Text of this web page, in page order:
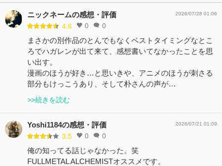
ニックネームの感想・評価
4.6 0 0
2026/07/28 01:06
まさかの別作品のとんでもなくベストタイミングなとこ
ろでハガレンが出て来て、感想書いてなかったことを思
い出す。
漫画のほうが好き…と思いきや、アニメのほうが刺さる
部分もけっこうあり、そして朴さんの声が…
>>続きを読む
Yoshi1184の感想・評価
3.5 0 0
2026/07/21 01:09
俺の知ってる話じゃなかった。笑
FULLMETAL ALCHEMISTオススメです。